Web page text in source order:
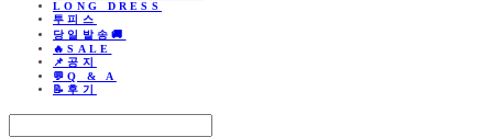
LONG DRESS
투피스
당일발송🚚
🔥SALE
📌공지
💬Q & A
📝후기